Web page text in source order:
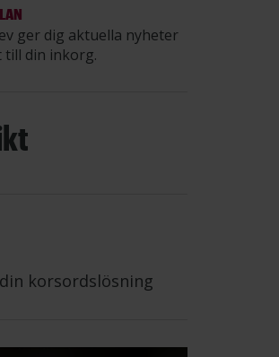
ger dig aktuella nyheter
din inkorg.
korsordslösning